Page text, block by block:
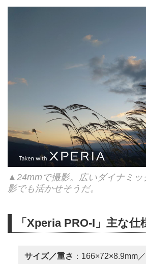
▲24mmで撮影。広いダイナミッ
影でも活かせそうだ。
「Xperia PRO-I」主な仕
サイズ／重さ ：166×72×8.9mm